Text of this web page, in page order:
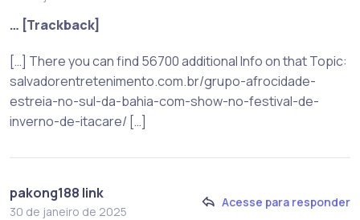
… [Trackback]
[…] There you can find 56700 additional Info on that Topic:
salvadorentretenimento.com.br/grupo-afrocidade-
estreia-no-sul-da-bahia-com-show-no-festival-de-
inverno-de-itacare/ […]
pakong188 link
30 de janeiro de 2025
Acesse para responder